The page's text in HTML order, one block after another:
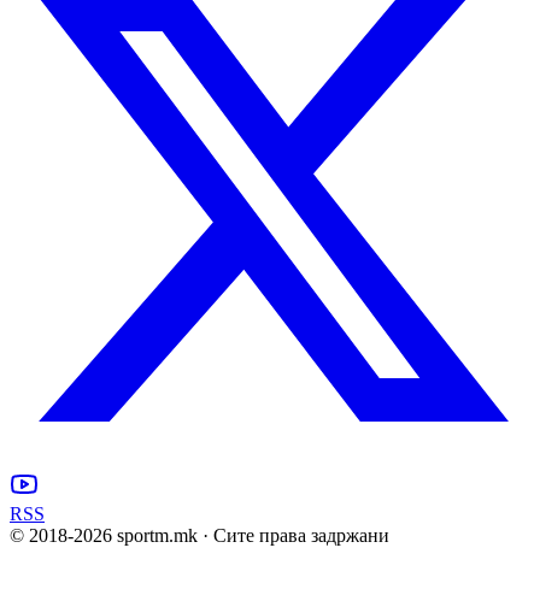
RSS
© 2018-2026 sportm.mk · Сите права задржани